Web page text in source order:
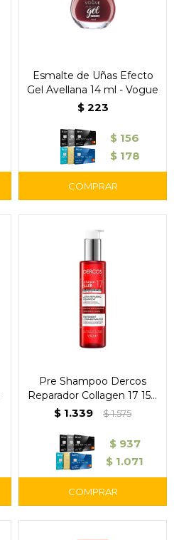
Esmalte de Uñas Efecto
Gel Avellana 14 ml - Vogue
$ 223
$ 156
$ 178
Pre Shampoo Dercos
Reparador Collagen 17 150
ml - Vichy
$ 1.339 $1.575
$ 937
$ 1.071